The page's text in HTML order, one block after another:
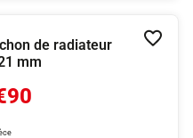
de radiateur
mm